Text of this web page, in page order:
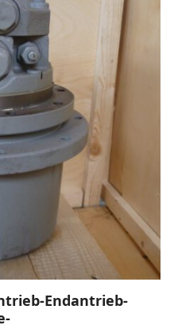
Endantrieb-